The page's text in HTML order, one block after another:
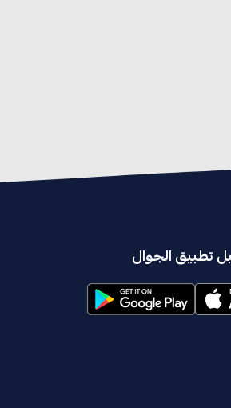
تطبيق الجوال